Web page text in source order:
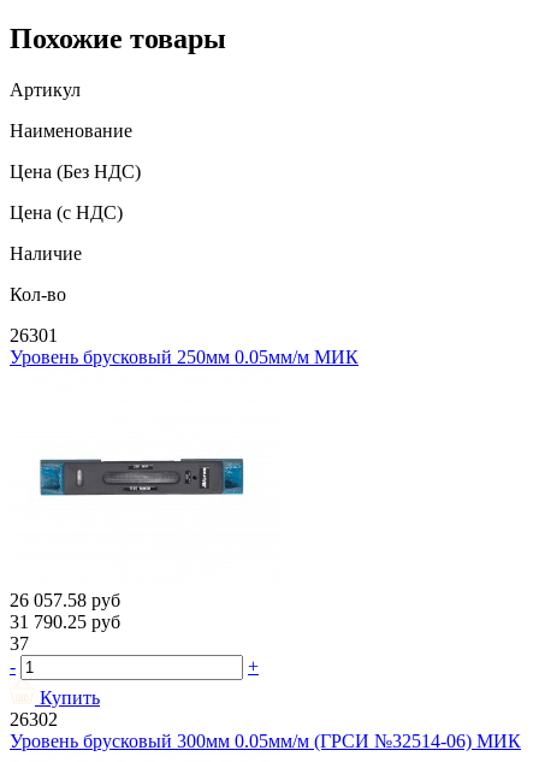
Похожие товары
Артикул
Наименование
Цена (Без НДС)
Цена (с НДС)
Наличие
Кол-во
26301
Уровень брусковый 250мм 0.05мм/м МИК
26 057.58 руб
31 790.25 руб
37
-
+
Купить
26302
Уровень брусковый 300мм 0.05мм/м (ГРСИ №32514-06) МИК